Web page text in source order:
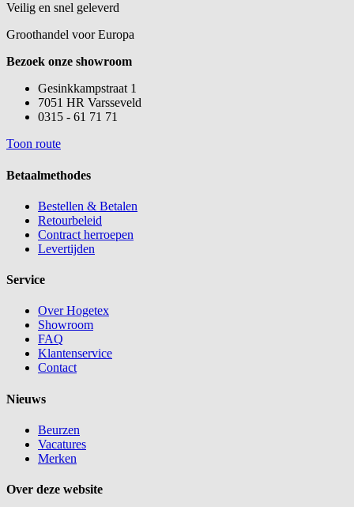
Veilig en snel geleverd
Groothandel voor Europa
Bezoek onze showroom
Gesinkkampstraat 1
7051 HR Varsseveld
0315 - 61 71 71
Toon route
Betaalmethodes
Bestellen & Betalen
Retourbeleid
Contract herroepen
Levertijden
Service
Over Hogetex
Showroom
FAQ
Klantenservice
Contact
Nieuws
Beurzen
Vacatures
Merken
Over deze website